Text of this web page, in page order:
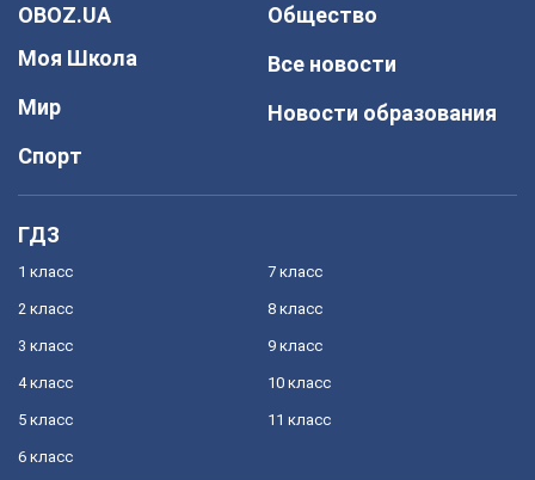
OBOZ.UA
Моя Школа
Мир
Спорт
Общество
Все новости
Новости образования
ГДЗ
1 класс
2 класс
3 класс
4 класс
5 класс
6 класс
7 класс
8 класс
9 класс
10 класс
11 класс